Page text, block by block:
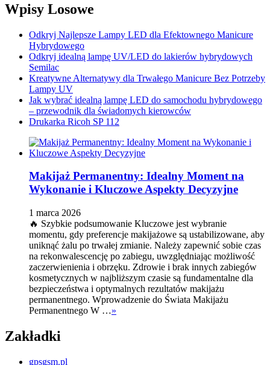
Wpisy Losowe
Odkryj Najlepsze Lampy LED dla Efektownego Manicure
Hybrydowego
Odkryj idealną lampę UV/LED do lakierów hybrydowych
Semilac
Kreatywne Alternatywy dla Trwałego Manicure Bez Potrzeby
Lampy UV
Jak wybrać idealną lampę LED do samochodu hybrydowego
– przewodnik dla świadomych kierowców
Drukarka Ricoh SP 112
Makijaż Permanentny: Idealny Moment na
Wykonanie i Kluczowe Aspekty Decyzyjne
1 marca 2026
🔥 Szybkie podsumowanie Kluczowe jest wybranie
momentu, gdy preferencje makijażowe są ustabilizowane, aby
uniknąć żalu po trwałej zmianie. Należy zapewnić sobie czas
na rekonwalescencję po zabiegu, uwzględniając możliwość
zaczerwienienia i obrzęku. Zdrowie i brak innych zabiegów
kosmetycznych w najbliższym czasie są fundamentalne dla
bezpieczeństwa i optymalnych rezultatów makijażu
permanentnego. Wprowadzenie do Świata Makijażu
Permanentnego W …»
Zakładki
gpsgsm.pl